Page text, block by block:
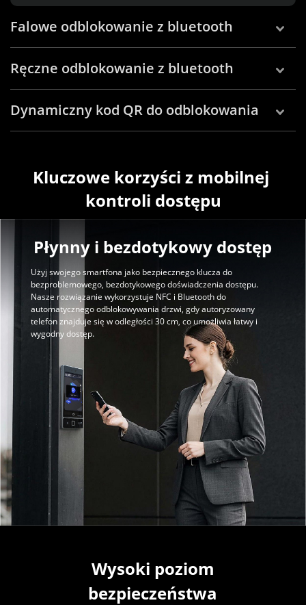
Falowe odblokowanie z bluetooth
Ręczne odblokowanie z bluetooth
Dynamiczny kod QR do odblokowania
Kluczowe korzyści z mobilnej
kontroli dostępu
Płynny i bezdotykowy dostęp
Użyj swojego smartfona jako bezpiecznego klucza do
bezproblemowego, bezdotykowego doświadczenia dostępu.
Nasze rozwiązanie wykorzystuje NFC i Bluetooth do
automatycznego odblokowywania drzwi, gdy autoryzowany
telefon znajduje się w odległości 30 cm, co umożliwia łatwy i
wygodny dostęp.
Wysoki poziom
bezpieczeństwa